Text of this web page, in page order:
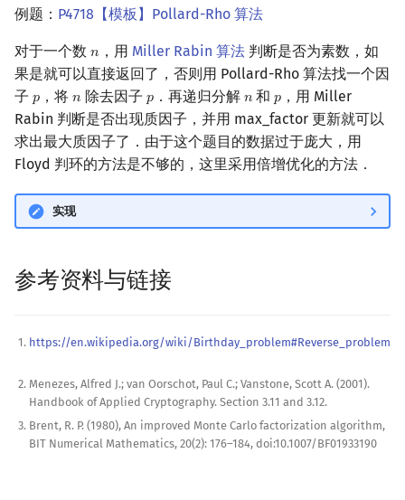
例题： P4718【模板】Pollard-Rho 算法
对于一个数 𝑛
n ，用 Miller Rabin 算法判断是否为素数，如
果是就可以直接返回了，否则用 Pollard-Rho 算法找一个因
子 𝑝
p ，将𝑛
n 除去因子 𝑝
p．再递归分解 𝑛
n 和𝑝
p ，用 Miller
Rabin 判断是否出现质因子，并用 max_factor 更新就可以
求出最大质因子了．由于这个题目的数据过于庞大，用
Floyd 判环的方法是不够的，这里采用倍增优化的方法．
实现
参考资料与链接
https://en.wikipedia.org/wiki/Birthday_problem#Reverse_problem
Menezes, Alfred J.; van Oorschot, Paul C.; Vanstone, Scott A. (2001).
Handbook of Applied Cryptography. Section 3.11 and 3.12.
Brent, R. P. (1980), An improved Monte Carlo factorization algorithm,
BIT Numerical Mathematics, 20(2): 176–184, doi:10.1007/BF01933190